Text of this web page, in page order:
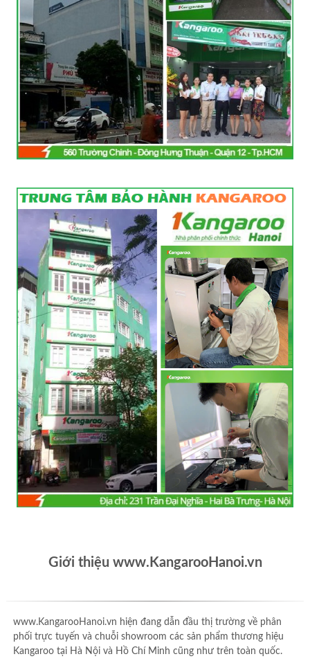
Giới thiệu www.KangarooHanoi.vn
www.KangarooHanoi.vn hiện đang dẫn đầu thị trường về phân
phối trực tuyến và chuỗi showroom các sản phẩm thương hiệu
Kangaroo tại Hà Nội và Hồ Chí Minh cũng như trên toàn quốc.